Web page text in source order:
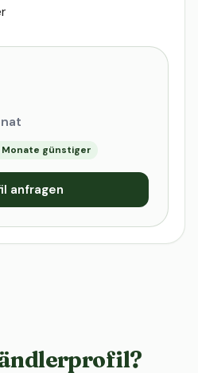
Monate günstiger
anfragen